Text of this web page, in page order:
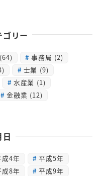
リー
(64) 事務局 (2)
士業 (9)
水産業 (1)
金融業 (12)
成4年
平成5年
成8年
平成9年